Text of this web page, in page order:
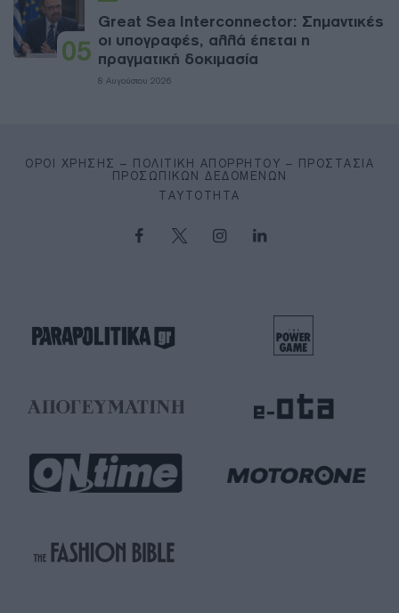
05
Great Sea Interconnector: Σημαντικές
οι υπογραφές, αλλά έπεται η
πραγματική δοκιμασία
8 Αυγούστου 2026
ΌΡΟΙ ΧΡΉΣΗΣ – ΠΟΛΙΤΙΚΉ ΑΠΟΡΡΉΤΟΥ – ΠΡΟΣΤΑΣΊΑ
ΠΡΟΣΩΠΙΚΏΝ ΔΕΔΟΜΈΝΩΝ
ΤΑΥΤΌΤΗΤΑ